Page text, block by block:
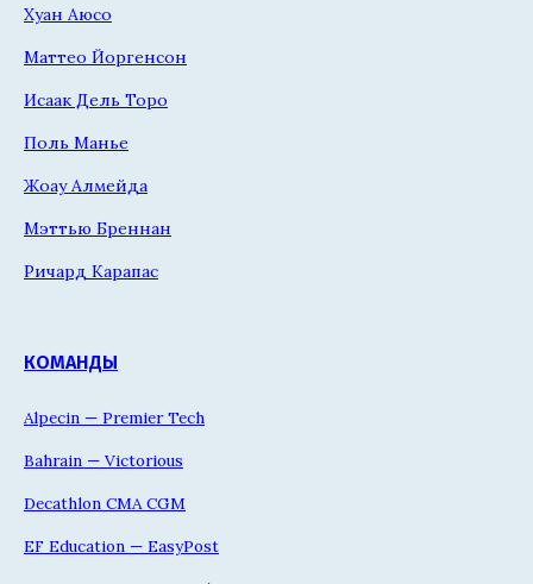
Хуан Аюсо
Маттео Йоргенсон
Исаак Дель Торо
Поль Манье
Жоау Алмейда
Мэттью Бреннан
Ричард Карапас
КОМАНДЫ
Alpecin — Premier Tech
Bahrain — Victorious
Decathlon CMA CGM
EF Education — EasyPost